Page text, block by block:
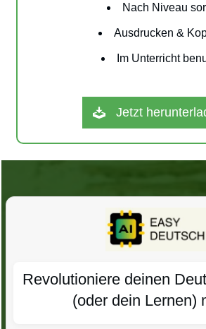
Nach Niveau
Ausdrucken &
Im Unterricht
Jetzt
Revolutioniere deinen
(oder dein Lernen)